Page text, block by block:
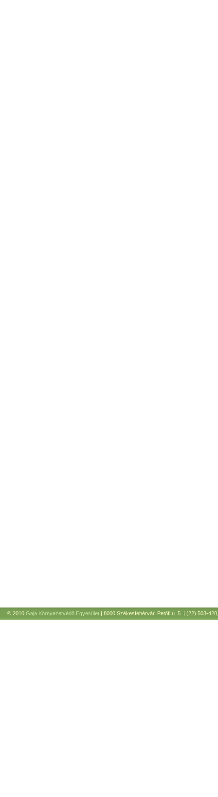
© 2010 Gaja Környezetvédő Egyesület | 8000 Székesfehérvár, Petőfi u. 5. | (22) 503-